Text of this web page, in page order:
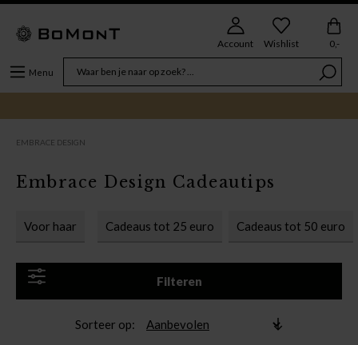
Menu
Account Wishlist 0,-
EMBRACE DESIGN
Voor haar Cadeaus tot 25 euro Cadeaus tot 50 euro
Filteren
Embrace Design Cadeautips
Sorteer op